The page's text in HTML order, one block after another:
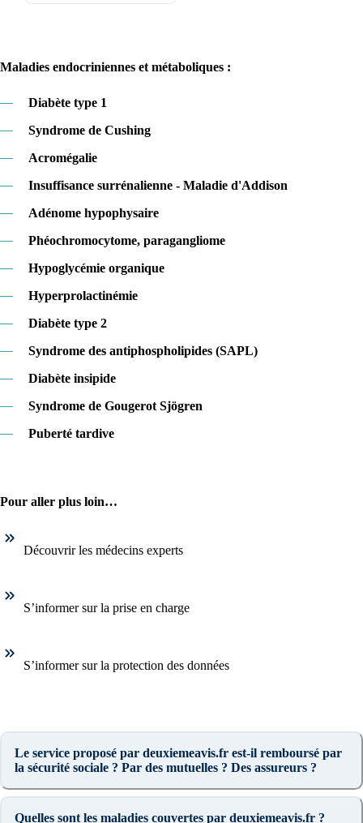
Maladies endocriniennes et métaboliques :
—
Diabète type 1
—
Syndrome de Cushing
—
Acromégalie
—
Insuffisance surrénalienne - Maladie d'Addison
—
Adénome hypophysaire
—
Phéochromocytome, paragangliome
—
Hypoglycémie organique
—
Hyperprolactinémie
—
Diabète type 2
—
Syndrome des antiphospholipides (SAPL)
—
Diabète insipide
—
Syndrome de Gougerot Sjögren
—
Puberté tardive
Pour aller plus loin…
Découvrir les médecins experts
S’informer sur la prise en charge
S’informer sur la protection des données
Le service proposé par deuxiemeavis.fr est-il remboursé par
la sécurité sociale ? Par des mutuelles ? Des assureurs ?
Quelles sont les maladies couvertes par deuxiemeavis.fr ?